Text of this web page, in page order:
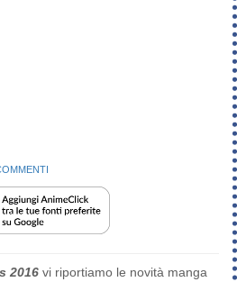
2016 vi riportiamo le novità manga